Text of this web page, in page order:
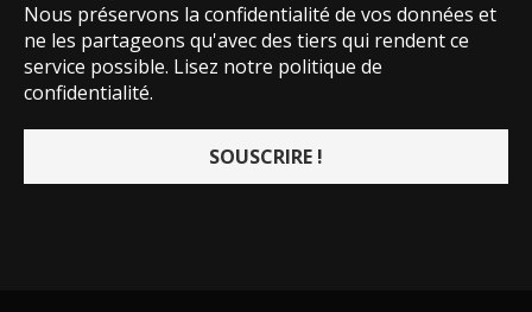
Nous préservons la confidentialité de vos données et
ne les partageons qu'avec des tiers qui rendent ce
service possible. Lisez notre politique de
confidentialité.